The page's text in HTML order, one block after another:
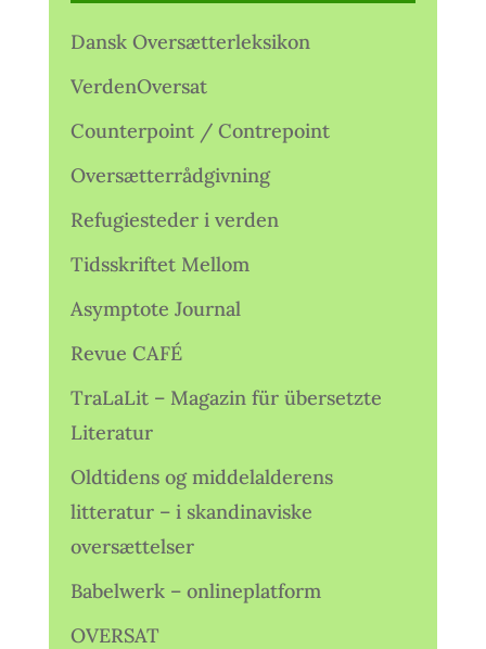
Dansk Oversætterleksikon
VerdenOversat
Counterpoint / Contrepoint
Oversætterrådgivning
Refugiesteder i verden
Tidsskriftet Mellom
Asymptote Journal
Revue CAFÉ
TraLaLit – Magazin für übersetzte
Literatur
Oldtidens og middelalderens
litteratur – i skandinaviske
oversættelser
Babelwerk – onlineplatform
OVERSAT